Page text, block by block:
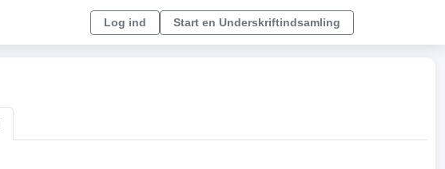
Log ind Start en Underskriftindsamling